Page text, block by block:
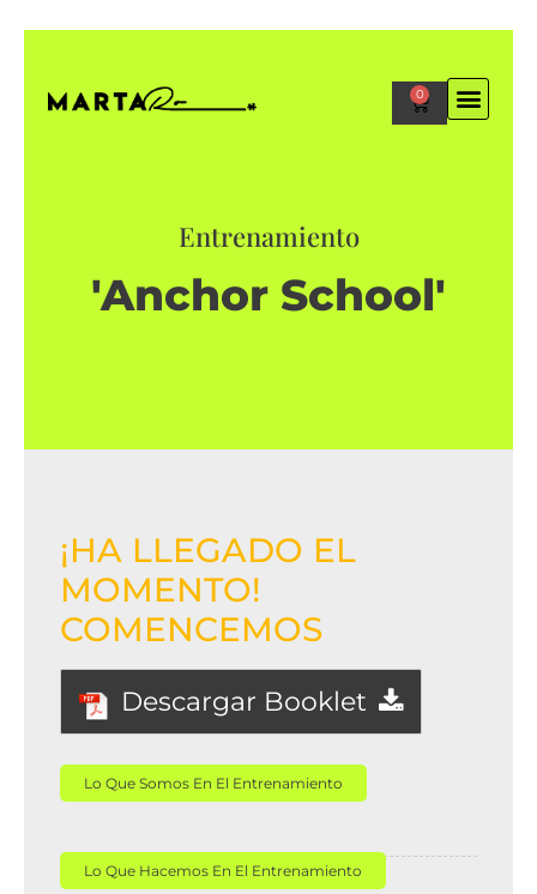
0
Entrenamiento
'Anchor School'
¡HA LLEGADO EL
MOMENTO!
COMENCEMOS
Descargar Booklet
Lo Que Somos En El Entrenamiento
Lo Que Hacemos En El Entrenamiento